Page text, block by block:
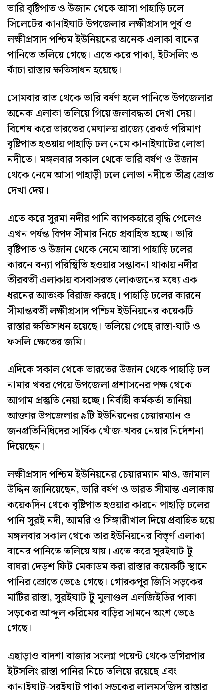
ভারি বৃষ্টিপাত ও উজান থেকে আসা পাহাড়ি ঢলে
সিলেটের কানাইঘাট উপজেলার লক্ষীপ্রসাদ পূর্ব ও
লক্ষীপ্রসাদ পশ্চিম ইউনিয়নের অনেক এলাকা বানের
পানিতে তলিয়ে গেছে। এতে করে পাকা, ইটসলিং ও
কাঁচা রাস্তার ক্ষতিসাধন হয়েছে।
সোমবার রাত থেকে ভারি বর্ষণ হলে পানিতে উপজেলার
অনেক এলাকা তলিয়ে গিয়ে জলাবদ্ধতা দেখা দেয়।
বিশেষ করে ভারতের মেঘালয় রাজ্যে রেকর্ড পরিমাণ
বৃষ্টিপাত হওয়ায় পাহাড়ি ঢল নেমে কানাইঘাটের লোভা
নদীতে। মঙ্গলবার সকাল থেকে ভারি বর্ষণ ও উজান
থেকে নেমে আসা পাহাড়ী ঢলে লোভা নদীতে তীব্র স্রোত
দেখা দেয়।
এতে করে সুরমা নদীর পানি ব্যাপকহারে বৃদ্ধি পেলেও
এখন পর্যন্ত বিপদ সীমার নিচে প্রবাহিত হচ্ছে। ভারি
বৃষ্টিপাত ও উজান থেকে নেমে আসা পাহাড়ি ঢলের
কারনে বন্যা পরিস্থিতি হওয়ার সম্ভাবনা থাকায় নদীর
তীরবর্তী এলাকায় বসবাসরত লোকজনের মধ্যে এক
ধরনের আতংক বিরাজ করছে। পাহাড়ি ঢলের কারনে
সীমান্তবর্তী লক্ষীপ্রসাদ পশ্চিম ইউনিয়নের কয়েকটি
রাস্তার ক্ষতিসাধন হয়েছে। তলিয়ে গেছে রাস্তা-ঘাট ও
ফসলি ক্ষেতের জমি।
এদিকে সকাল থেকে ভারতের উজান থেকে পাহাড়ি ঢল
নামার খবর পেয়ে উপজেলা প্রশাসনের পক্ষ থেকে
আগাম প্রস্তুতি নেয়া হচ্ছে। নির্বাহী কর্মকর্তা তানিয়া
আক্তার উপজেলার ৯টি ইউনিয়নের চেয়ারম্যান ও
জনপ্রতিনিধিদের সার্বিক খোঁজ-খবর নেয়ার নির্দেশনা
দিয়েছেন।
লক্ষীপ্রসাদ পশ্চিম ইউনিয়নের চেয়ারম্যান মাও. জামাল
উদ্দিন জানিয়েছেন, ভারি বর্ষণ ও ভারত সীমান্ত এলাকায়
কয়েকদিন থেকে বৃষ্টিপাত হওয়ার কারনে পাহাড়ি ঢলের
পানি সুরই নদী, আমরি ও সিঙ্গারীখাল দিয়ে প্রবাহিত হয়ে
মঙ্গলবার সকাল থেকে তার ইউনিয়নের বিস্তৃর্ণ এলাকা
বানের পানিতে তলিয়ে যায়। এতে করে সুরইঘাট টু
বাঘরা দেড়শ ফিট মেকাডম করা রাস্তার কয়েকটি স্থানে
পানির স্রোতে ভেঙে গেছে। গোরকপুর জিসি সড়কের
মাটির রাস্তা, সুরইঘাট টু মুলাগুল এলজিইডির পাকা
সড়কের আব্দুল করিমের বাড়ির সামনে অংশ ভেঙে
গেছে।
এছাড়াও বাদশা বাজার সংলগ্ন পয়েন্ট থেকে ডগিরপার
ইটসলিং রাস্তা পানির নিচে তলিয়ে রয়েছে এবং